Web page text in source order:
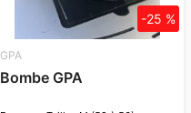
GPA
Bombe GPA
-25 %